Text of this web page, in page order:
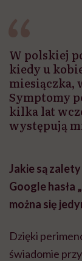
W polskiej
kiedy u
miesiączka,
Symptomy
kilka lat
występują
Jakie są
Google hasła
można się
Dzięki
świadomie